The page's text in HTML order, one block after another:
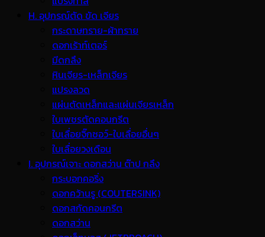
H. อุปกรณ์ตัด ขัด เจียร
กระดาษทราย-ผ้าทราย
ดอกเร้าท์เตอร์
มีดกลึง
หินเจียร-เหล็กเจียร
แปรงลวด
แผ่นตัดเหล็กและแผ่นเจียรเหล็ก
ใบเพชรตัดคอนกรีต
ใบเลื่อยจิ๊กซอว์-ใบเลื่อยอื่นๆ
ใบเลื่อยวงเดือน
I. อุปกรณ์เจาะ ดอกสว่าน ต๊าป กลึง
กระบอกคอริ่ง
ดอกคว้านรู (COUTERSINK)
ดอกสกัดคอนกรีต
ดอกสว่าน